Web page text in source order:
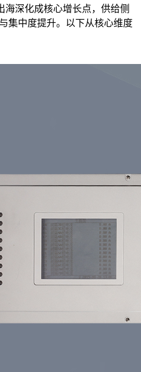
海深化成核心增长点，供给侧
集中度提升。以下从核心维度